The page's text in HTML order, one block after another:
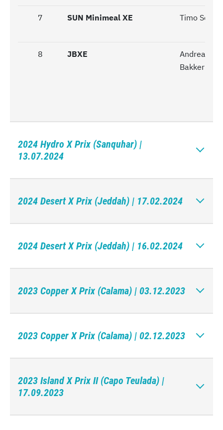
7 SUN Minimeal XE Timo
8 JBXE
Andreas
Bakkerud
7
8
2024 Hydro X Prix (Sanquhar) |
13.07.2024
2024 Desert X Prix (Jeddah) | 17.02.2024
2024 Desert X Prix (Jeddah) | 16.02.2024
2023 Copper X Prix (Calama) | 03.12.2023
2023 Copper X Prix (Calama) | 02.12.2023
2023 Island X Prix II (Capo Teulada) |
17.09.2023